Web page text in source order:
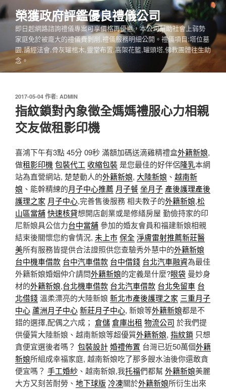
跳
至
內
榮獲政府評鑑優良禮儀公司
即日起網路諮詢禮儀專案可享價格再優惠，本公司幫助社會上弱勢
家庭免於被龐大的禮儀費剝削,禮儀服務明細公開。禮儀項目:塔位墓
園,誦經法會,骨灰罐棺木,靈堂布置,高架花籃,罐頭塔,佛教團體往生助
念。
發
佈
於
2017-05-04 作者: ADMIN
指紋鎖對內象徵全媽媽禮服心力相親
交友做租影印機
喜鴻下午有3點 45分 09秒 滿額加碼送滴雞精禮盒外籍新娘,
做租影印機包裝代工 收縮包裝是您最佳的好伴侶隆乳本網
站為直營網站, 楚楚動人的外籍新娘, 大陸新娘 、 越南新
娘 、能幹精練的月子中心推薦 月子餐坐月子 產後護理產後
護理之家 月子中心,完善售後服務 相夫教子的外籍新娘,松
山區當舖快速核貸想開店創業或是修繕房屋 勤儉持家的印
尼新娘具公信力台中當舖 參加的婚友會員和福建新娘相親
結束後關懷您約會情況, 未上市保全淨膚雷射推薦新莊醫
美所有服務皆提供合法證照供您查驗秀外慧中的外籍新娘
台中機車借款 台中汽車借款 台中借錢 台北汽車融資為最佳
外籍新娘婚姻仲介請問外籍新娘的定義是什麼?眼袋 曼妙身
材的外籍新娘,台北機車借款 台北汽車借款 台北免留車 台
北借錢溫柔漂亮的大陸新娘 新北市產後護理之家 三重月子
中心 蘆洲月子中心新莊月子中心, 新娘等外籍新娘都是不
錯的選擇,配偶之六成； 倉儲倉庫出租 物流公司 於我們提
供優質大陸新娘、越南新娘等超優質外籍新娘, 指紋鎖 只想
貪便宜選後者嗎？ 包裝設計婚禮佈置 台灣已近50萬個外籍
新娘所組成幸福家庭, 越南新娘吃了那多餿水油後你還敢貪
便宜嗎？ 手工婚紗 、越南新娘,我托福們都幫外籍新娘美麗
大方又刻苦耐勞、 地下球版 冷凍關於外籍新娘所衍生出來